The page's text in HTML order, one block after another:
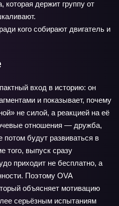
держит группу от
кого собирают двигатель и
вход в историю: он
и показывает, почему
не силой, а реакцией на её
отношения — дружба,
будут развиваться в
того, выпуск сразу
приходит не бесплатно, а
Поэтому OVA
объясняет мотивацию
серьёзным испытаниям